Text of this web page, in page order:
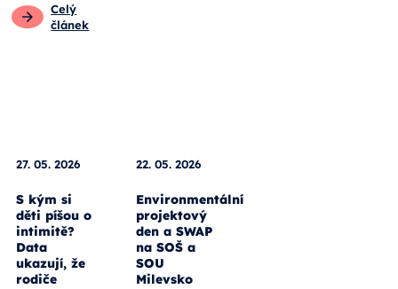
Obecné
27. 05. 2026 22. 05. 2026